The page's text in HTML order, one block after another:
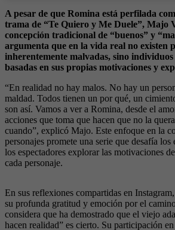
A pesar de que Romina está perfilada
trama de “Te Quiero y Me Duele”, Majo
concepción tradicional de “buenos” y
argumenta que en la vida real no existen
inherentemente malvadas, sino
basadas en sus propias motivaciones y
“En realidad no hay malos. No hay un
maldad. Todos tienen un por qué, un
son así. Vamos a ver a Romina, desde el
acciones que toma que hacen que no la
cuando”, explicó Majo. Este enfoque en la
personajes promete una serie que desafía los
los espectadores explorar las motivaciones
cada personaje.
En sus reflexiones compartidas en
su profunda gratitud y emoción por el
considera que ha demostrado que el viejo
hacen realidad” es cierto. Su participación